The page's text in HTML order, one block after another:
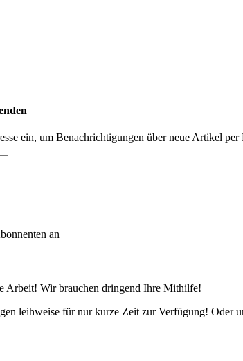
ein, um Benachrichtigungen über neue Artikel per
an
Arbeit! Wir brauchen dringend Ihre Mithilfe!
leihweise für nur kurze Zeit zur Verfügung! Oder